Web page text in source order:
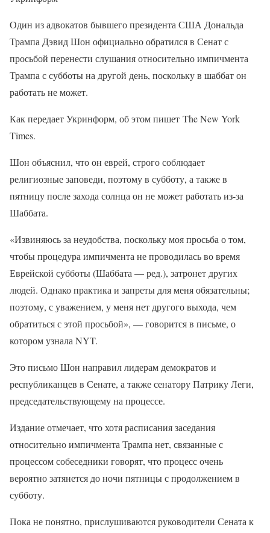
Один из адвокатов бывшего президента США Дональда
Трампа Дэвид Шон официально обратился в Сенат с
просьбой перенести слушания относительно импичмента
Трампа с субботы на другой день, поскольку в шаббат он
работать не может.
Как передает Укринформ, об этом пишет The New York
Times.
Шон объяснил, что он еврей, строго соблюдает
религиозные заповеди, поэтому в субботу, а также в
пятницу после захода солнца он не может работать из-за
Шаббата.
«Извиняюсь за неудобства, поскольку моя просьба о том,
чтобы процедура импичмента не проводилась во время
Еврейской субботы (Шаббата — ред.), затронет других
людей. Однако практика и запреты для меня обязательны;
поэтому, с уважением, у меня нет другого выхода, чем
обратиться с этой просьбой», — говорится в письме, о
котором узнала NYT.
Это письмо Шон направил лидерам демократов и
республиканцев в Сенате, а также сенатору Патрику Леги,
председательствующему на процессе.
Издание отмечает, что хотя расписания заседания
относительно импичмента Трампа нет, связанные с
процессом собеседники говорят, что процесс очень
вероятно затянется до ночи пятницы с продолжением в
субботу.
Пока не понятно, прислушиваются руководители Сената к